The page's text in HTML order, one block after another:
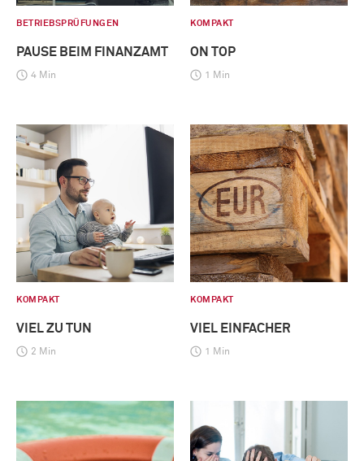
BETRIEBSPRÜFUNGEN
PAUSE BEIM FINANZAMT
4 Min
KOMPAKT
ON TOP
1 Min
KOMPAKT
VIEL ZU TUN
2 Min
KOMPAKT
VIEL EINFACHER
1 Min